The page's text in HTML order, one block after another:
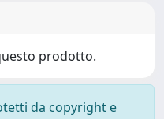
prodotto.
da copyright e